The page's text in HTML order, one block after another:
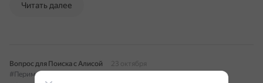
Читать далее
Вопрос для Поиска с Алисой
23 октября
#ПериметрБезопасности